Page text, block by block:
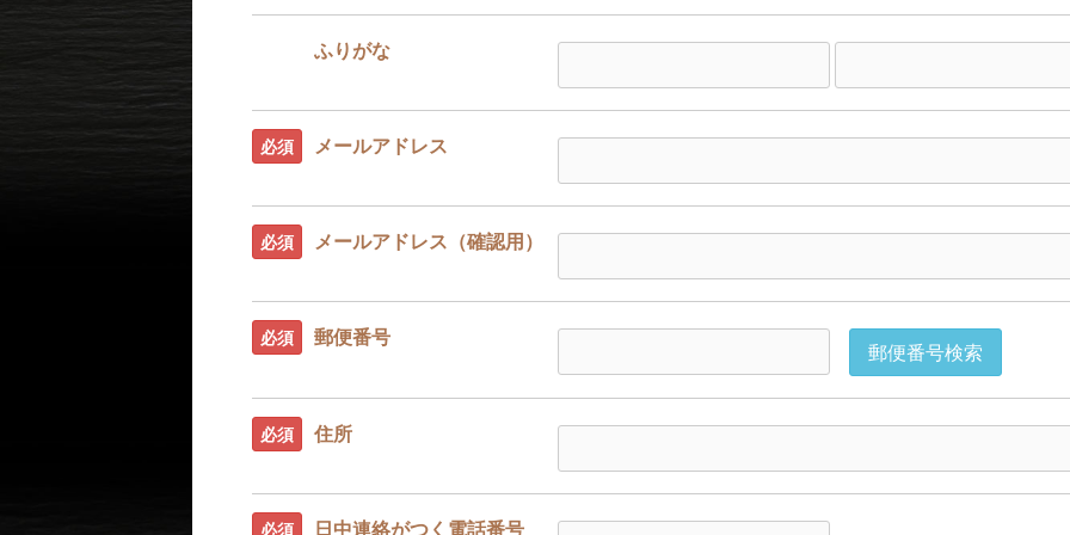
ふりがな
必須 メールアドレス
必須 メールアドレス（確認用）
必須 郵便番号
郵便番号検索
必須 住所
必須 日中連絡がつく電話番号